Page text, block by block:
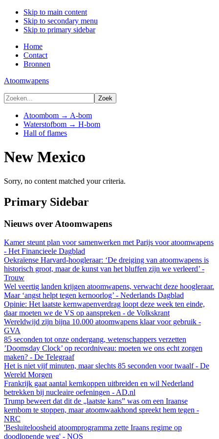
Skip to main content
Skip to secondary menu
Skip to primary sidebar
Home
Contact
Bronnen
Atoomwapens
Atoombom → A-bom
Waterstofbom → H-bom
Hall of flames
New Mexico
Sorry, no content matched your criteria.
Primary Sidebar
Nieuws over Atoomwapens
Kamer steunt plan voor samenwerken met Parijs voor atoomwapens
- Het Financieele Dagblad
Oekraïense Harvard-hoogleraar: ‘De dreiging van atoomwapens is
historisch groot, maar de kunst van het bluffen zijn we verleerd’ -
Trouw
Wel veertig landen krijgen atoomwapens, verwacht deze hoogleraar.
Maar ‘angst helpt tegen kernoorlog’ - Nederlands Dagblad
Opinie: Het laatste kernwapenverdrag loopt deze week ten einde,
daar moeten we de VS op aanspreken - de Volkskrant
Wereldwijd zijn bijna 10.000 atoomwapens klaar voor gebruik -
GVA
85 seconden tot onze ondergang, wetenschappers verzetten
’Doomsday Clock’ op recordniveau: moeten we ons echt zorgen
maken? - De Telegraaf
Het is niet vijf minuten, maar slechts 85 seconden voor twaalf - De
Wereld Morgen
Frankrijk gaat aantal kernkoppen uitbreiden en wil Nederland
betrekken bij nucleaire oefeningen - AD.nl
Trump beweert dat dit de „laatste kans” was om een Iraanse
kernbom te stoppen, maar atoomwaakhond spreekt hem tegen -
NRC
'Besluiteloosheid atoomprogramma zette Iraans regime op
doodlopende weg' - NOS